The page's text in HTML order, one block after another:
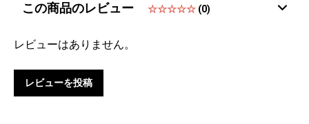
この商品のレビュー ☆☆☆☆☆ (0)
レビューはありません。
レビューを投稿